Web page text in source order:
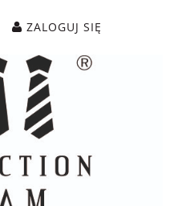
ZALOGUJ SIĘ